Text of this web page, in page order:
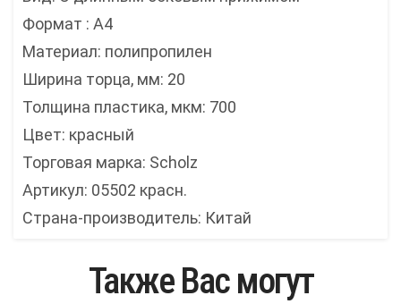
Формат : А4
Материал: полипропилен
Ширина торца, мм: 20
Толщина пластика, мкм: 700
Цвет: красный
Торговая марка: Scholz
Артикул: 05502 красн.
Страна-производитель: Китай
Также Вас могут